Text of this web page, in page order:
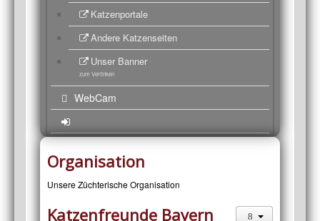
Katzenportale
Andere Katzenseiten
Unser Banner
zum Verlinken
WebCam
Organisation
Unsere Züchterische Organisation
Katzenfreunde Bayern